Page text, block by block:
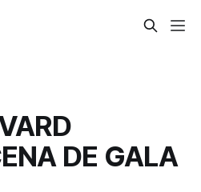
DE GALA